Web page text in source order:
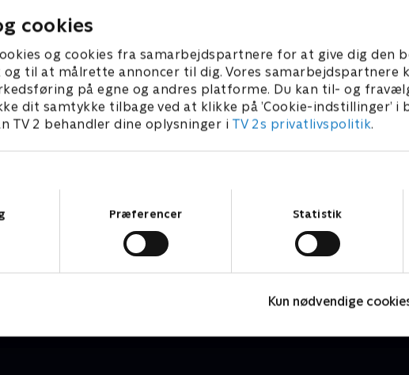
cookies
og cookies fra samarbejdspartnere for at give dig den
og til at målrette annoncer til dig. Vores samarbejdspartnere
på egne og andres platforme. Du kan til- og
dit samtykke tilbage ved at klikke på ’Cookie-indstillinger’ i
TV 2 behandler dine oplysninger i TV 2s privatlivspolitik.
Præferencer Statistik
Kun nødvendige